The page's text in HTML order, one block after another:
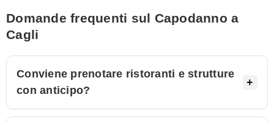
Domande frequenti sul Capodanno a
Cagli
Conviene prenotare ristoranti e strutture
con anticipo?